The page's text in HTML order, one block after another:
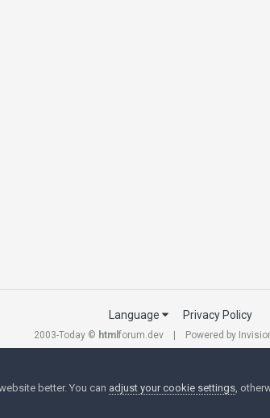
Language Privacy Policy
2003-Today © html forum.dev Powered by
better. You can adjust your cookie settings,